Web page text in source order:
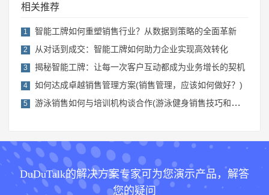
相关推荐
1 智能工牌如何重塑销售行业？从数据到策略的全面革新
2 从对话到成交：智能工牌如何助力企业实现高效转化
3 揭秘智能工牌：让每一次客户互动都成为业务增长的契机
4 如何达成卓越销售管理方案(销售管理，应该如何做好？)
5 游泳销售如何与培训机构谈合作(游泳健身销售技巧和话术)
DuDuTalk的解决方案专家可为您演示产品，解答
您的疑问